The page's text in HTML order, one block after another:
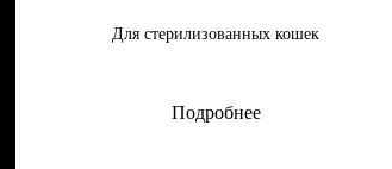
Для стерилизованных кошек
Подробнее